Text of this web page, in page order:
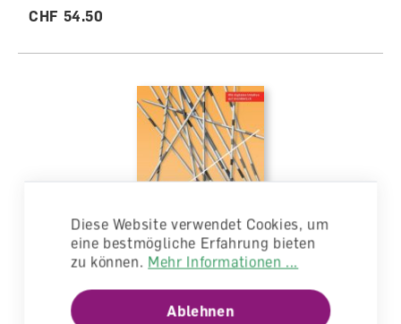
CHF 54.50
Schweizer Zahlenbuch 2
Diese Website verwendet Cookies, um
eine bestmögliche Erfahrung bieten
zu können. Mehr Informationen ...
Ablehnen